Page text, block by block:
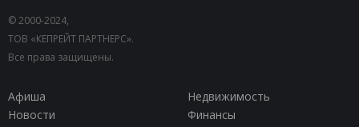
© 2000-2024,
ТОВ «КЕПРЕЙТ ПАРТНЕРС».
Все права защищены.
Афиша
Недвижимость
Новости
Финансы